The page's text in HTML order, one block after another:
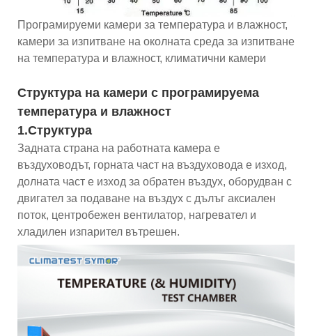
Програмируеми камери за температура и влажност,
камери за изпитване на околната среда за изпитване
на температура и влажност, климатични камери
Структура на камери с програмируема
температура и влажност
1.Структура
Задната страна на работната камера е
въздуховодът, горната част на въздуховода е изход,
долната част е изход за обратен въздух, оборудван с
двигател за подаване на въздух с дълъг аксиален
поток, центробежен вентилатор, нагревател и
хладилен изпарител вътрешен.